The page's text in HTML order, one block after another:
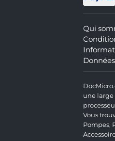
Qui
une large
Vous
Pompes,